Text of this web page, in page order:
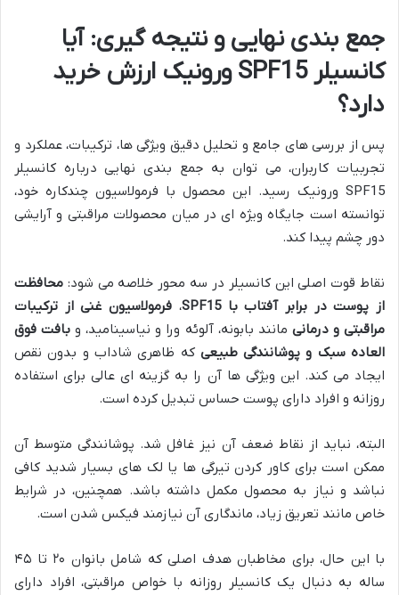
جمع بندی نهایی و نتیجه گیری: آیا
کانسیلر SPF15 ورونیک ارزش خرید
دارد؟
پس از بررسی های جامع و تحلیل دقیق ویژگی ها، ترکیبات، عملکرد و
تجربیات کاربران، می توان به جمع بندی نهایی درباره کانسیلر
SPF15 ورونیک رسید. این محصول با فرمولاسیون چندکاره خود،
توانسته است جایگاه ویژه ای در میان محصولات مراقبتی و آرایشی
دور چشم پیدا کند.
نقاط قوت اصلی این کانسیلر در سه محور خلاصه می شود: محافظت
از پوست در برابر آفتاب با SPF15
، فرمولاسیون غنی از ترکیبات
مراقبتی و درمانی مانند بابونه، آلوئه ورا و نیاسینامید، و بافت فوق
العاده سبک و پوشانندگی طبیعی که ظاهری شاداب و بدون نقص
ایجاد می کند. این ویژگی ها آن را به گزینه ای عالی برای استفاده
روزانه و افراد دارای پوست حساس تبدیل کرده است.
البته، نباید از نقاط ضعف آن نیز غافل شد. پوشانندگی متوسط آن
ممکن است برای کاور کردن تیرگی ها یا لک های بسیار شدید کافی
نباشد و نیاز به محصول مکمل داشته باشد. همچنین، در شرایط
خاص مانند تعریق زیاد، ماندگاری آن نیازمند فیکس شدن است.
با این حال، برای مخاطبان هدف اصلی که شامل بانوان ۲۰ تا ۴۵
ساله به دنبال یک کانسیلر روزانه با خواص مراقبتی، افراد دارای